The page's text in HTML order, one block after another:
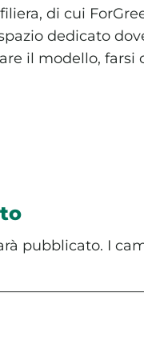
di cui
dedicato
il modello, farsi
pubblicato. I